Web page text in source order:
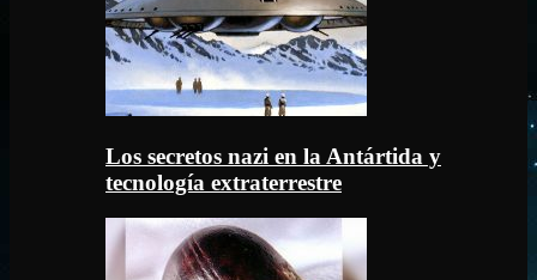
Los secretos nazi en la Antártida y
tecnología extraterrestre